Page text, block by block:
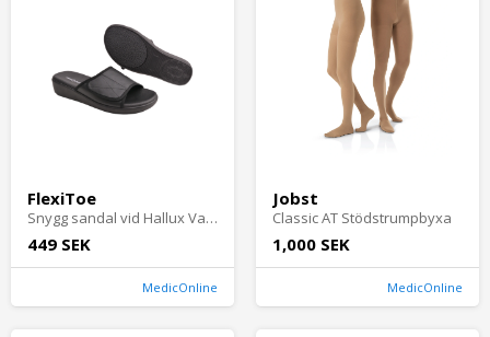
FlexiToe
Snygg sandal vid Hallux Valgus - sommar
449 SEK
MedicOnline
Jobst
Classic AT Stödstrumpbyxa
1,000 SEK
MedicOnline